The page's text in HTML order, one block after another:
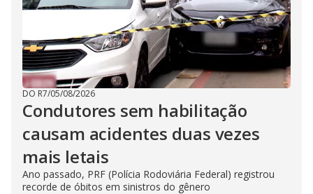
DO R7/05/08/2026
Condutores sem habilitação
causam acidentes duas vezes
mais letais
Ano passado, PRF (Polícia Rodoviária Federal) registrou
recorde de óbitos em sinistros do gênero